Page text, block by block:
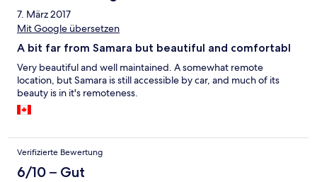
7. März 2017
Mit Google übersetzen
A bit far from Samara but beautiful and comfortabl
Very beautiful and well maintained. A somewhat remote
location, but Samara is still accessible by car, and much of its
beauty is in it's remoteness.
Verifizierte Bewertung
6/10 – Gut